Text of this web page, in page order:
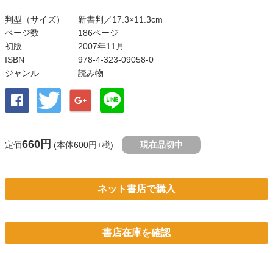
判型（サイズ）
新書判／17.3×11.3cm
ページ数
186ページ
初版
2007年11月
ISBN
978-4-323-09058-0
ジャンル
読み物
定価660円 (本体600円+税) 現在品切中
ネット書店で購入
書店在庫を確認